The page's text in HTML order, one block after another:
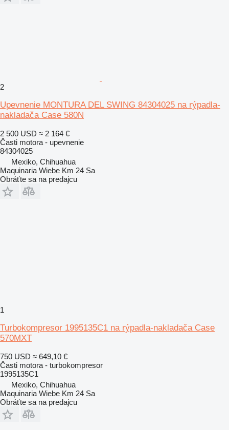
2
Upevnenie MONTURA DEL SWING 84304025 na rýpadla-
nakladača Case 580N
2 500 USD ≈ 2 164 €
Časti motora - upevnenie
84304025
Mexiko, Chihuahua
Maquinaria Wiebe Km 24 Sa
Obráťte sa na predajcu
1
Turbokompresor 1995135C1 na rýpadla-nakladača Case
570MXT
750 USD ≈ 649,10 €
Časti motora - turbokompresor
1995135C1
Mexiko, Chihuahua
Maquinaria Wiebe Km 24 Sa
Obráťte sa na predajcu